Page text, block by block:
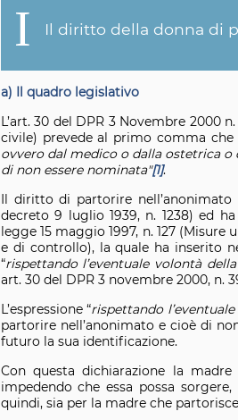
I Il diritto della donna di
a) Il quadro legislativo
L’art. 30 del DPR 3 Novembre 2000
civile) prevede al primo comma che
ovvero dal medico o dalla ostetrica
di non essere nominata"[1].
Il diritto di partorire
decreto 9 luglio 1939, n. 1238) ed
legge 15 maggio 1997, n. 127
e di controllo), la quale ha inserito
“rispettando l’eventuale volontà
art. 30 del DPR 3 novembre 2000, n.
L’espressione “rispettando
partorire nell’anonimato e cioè di
futuro la sua identificazione.
Con questa dichiarazione la
impedendo che essa possa
quindi, sia per la madre che